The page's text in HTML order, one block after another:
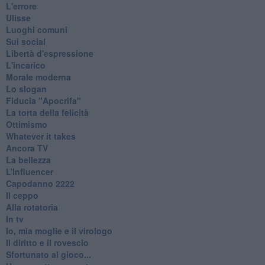
L'errore
Ulisse
Luoghi comuni
Sui social
Libertà d'espressione
L'incarico
Morale moderna
Lo slogan
Fiducia "Apocrifa"
La torta della felicità
Ottimismo
Whatever it takes
Ancora TV
La bellezza
L’Influencer
​Capodanno 2222
Il ceppo
Alla rotatoria
In tv
Io, mia moglie e il virologo
Il diritto e il rovescio
Sfortunato al gioco...